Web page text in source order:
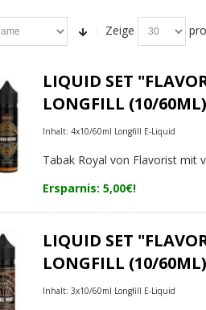
Zeige
LIQUID SET
LONGFILL (10/60ML)
Inhalt: 4x10/60ml Longfill E-Liquid
Tabak Royal von Flavorist mit
Ersparnis: 5,00€!
LIQUID SET
LONGFILL (10/60ML)
Inhalt: 3x10/60ml Longfill E-Liquid